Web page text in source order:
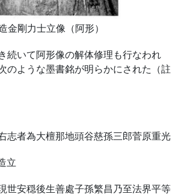
金剛力士立像（阿形）
続いて阿形像の解体修理も行なわれ
のような墨書銘が明らかにされた（註
那地頭谷慈孫三郎菅原重光
立
善處子孫繁昌乃至法界平等